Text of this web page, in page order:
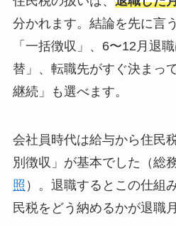
分かれます。結論を先に言
「一括徴収」、6〜12月退
替」、転職先がすぐ決まっ
継続」も選べます。
会社員時代は給与から住民
別徴収」が基本でした（総
照 ）。退職するとこの仕組
民税をどう納めるかが退職